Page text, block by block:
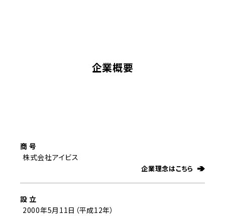
企業概要
商 号
株式会社アイビス
企業理念はこちら
設 立
2000年5月11日（平成12年）